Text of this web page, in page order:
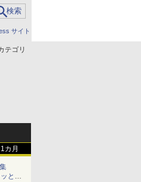
サイト
テゴリ
1カ月
とす